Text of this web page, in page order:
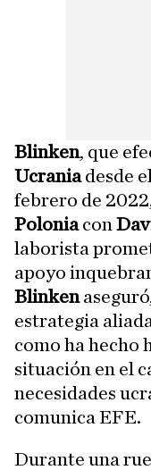
Blinken, que
Ucraniadesde
febrero de
Poloniacon
laborista
apoyo
Blinken
estrategia
como ha hecho
situación en el
necesidades
comunica EFE.
Durante una